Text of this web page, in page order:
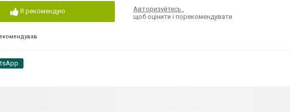
Я рекомендую Авторизуйтесь,
щоб оцінити і порекомендувати